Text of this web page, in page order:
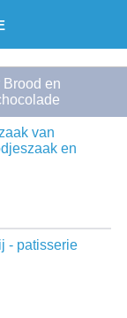
en
van
en
- patisserie